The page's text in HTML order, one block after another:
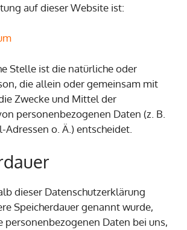
auf dieser Website ist:
Stelle ist die natürliche oder
die allein oder gemeinsam mit
Zwecke und Mittel der
personenbezogenen Daten (z. B.
Adressen o. Ä.) entscheidet.
dieser Datenschutzerklärung
Speicherdauer genannt wurde,
personenbezogenen Daten bei uns,